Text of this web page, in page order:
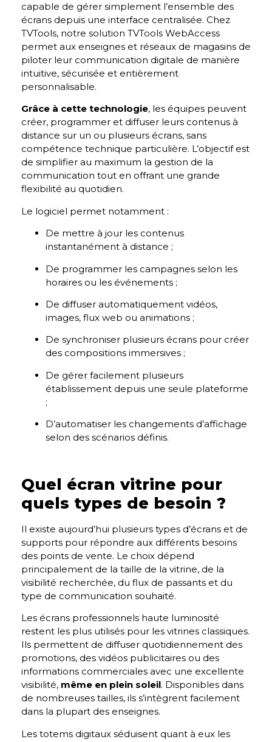
capable de gérer simplement l’ensemble des
écrans depuis une interface centralisée. Chez
TVTools, notre solution TVTools WebAccess
permet aux enseignes et réseaux de magasins de
piloter leur communication digitale de manière
intuitive, sécurisée et entièrement
personnalisable.
Grâce à cette technologie, les équipes peuvent
créer, programmer et diffuser leurs contenus à
distance sur un ou plusieurs écrans, sans
compétence technique particulière. L’objectif est
de simplifier au maximum la gestion de la
communication tout en offrant une grande
flexibilité au quotidien.
Le logiciel permet notamment :
De mettre à jour les contenus
instantanément à distance ;
De programmer les campagnes selon les
horaires ou les événements ;
De diffuser automatiquement vidéos,
images, flux web ou animations ;
De synchroniser plusieurs écrans pour créer
des compositions immersives ;
De gérer facilement plusieurs
établissement depuis une seule plateforme
;
D’automatiser les changements d’affichage
selon des scénarios définis.
Quel écran vitrine pour
quels types de besoin ?
Il existe aujourd’hui plusieurs types d’écrans et de
supports pour répondre aux différents besoins
des points de vente. Le choix dépend
principalement de la taille de la vitrine, de la
visibilité recherchée, du flux de passants et du
type de communication souhaité.
Les écrans professionnels haute luminosité
restent les plus utilisés pour les vitrines classiques.
Ils permettent de diffuser quotidiennement des
promotions, des vidéos publicitaires ou des
informations commerciales avec une excellente
visibilité, même en plein soleil. Disponibles dans
de nombreuses tailles, ils s’intègrent facilement
dans la plupart des enseignes.
Les totems digitaux séduisent quant à eux les